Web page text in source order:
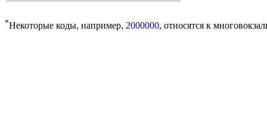
*Некоторые коды, например, 2000000, относятся к